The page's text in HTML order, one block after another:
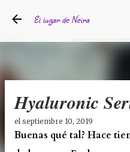
El lugar de Neira
Hyaluronic
el septiembre 10, 2019
Buenas qué tal? Hace